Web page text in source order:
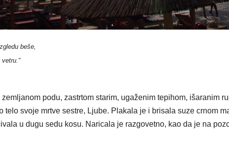
beše,
podu, zastrtom starim, ugaženim tepihom, išaranim
telo svoje mrtve sestre, Ljube. Plakala je i brisala suze crnom
u dugu sedu kosu. Naricala je razgovetno, kao da je na